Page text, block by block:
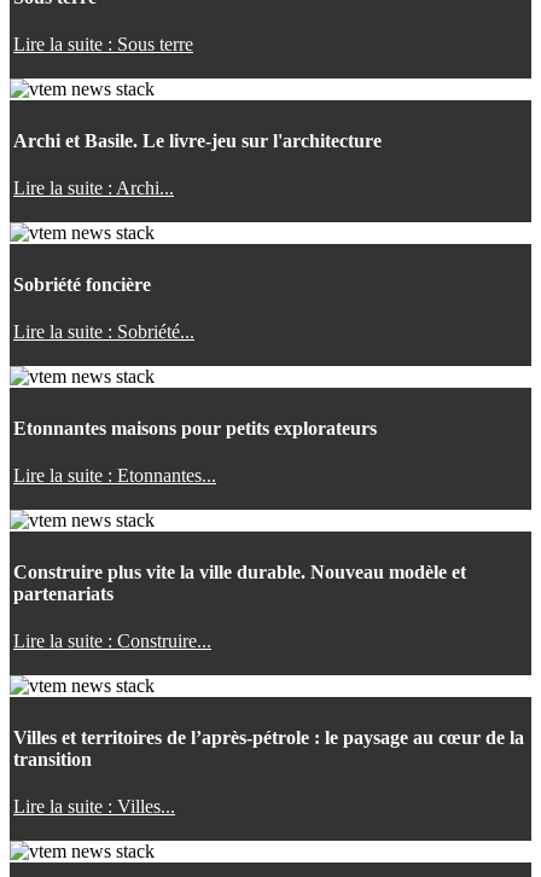
Lire la suite : Sous terre
Archi et Basile. Le livre-jeu sur l'architecture
Lire la suite : Archi...
Sobriété foncière
Lire la suite : Sobriété...
Etonnantes maisons pour petits explorateurs
Lire la suite : Etonnantes...
Construire plus vite la ville durable. Nouveau modèle et
partenariats
Lire la suite : Construire...
Villes et territoires de l’après-pétrole : le paysage au cœur de la
transition
Lire la suite : Villes...